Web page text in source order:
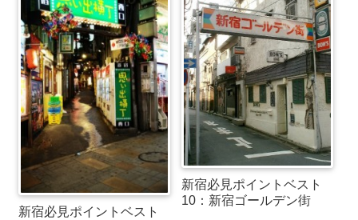
新宿必見ポイントベスト
新宿必見ポイントベスト
10：新宿ゴールデン街